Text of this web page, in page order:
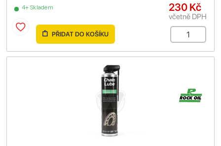
4+ Skladem 230 Kč
včetně DPH
PŘIDAT DO KOŠÍKU